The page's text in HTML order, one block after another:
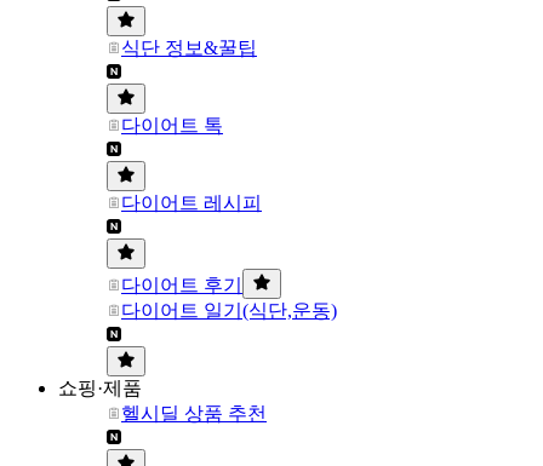
식단 정보&꿀팁
다이어트 톡
다이어트 레시피
다이어트 후기
다이어트 일기(식단,운동)
쇼핑·제품
헬시딜 상품 추천